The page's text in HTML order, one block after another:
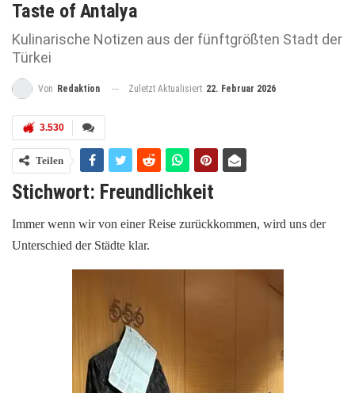
Taste of Antalya
Kulinarische Notizen aus der fünftgrößten Stadt der
Türkei
Von Redaktion Zuletzt Aktualisiert 22. Februar 2026
3.530
Teilen
Stichwort: Freundlichkeit
Immer wenn wir von einer Reise zurückkommen, wird uns der
Unterschied der Städte klar.